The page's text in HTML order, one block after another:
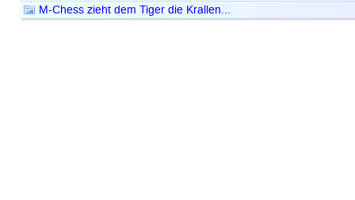
M-Chess zieht dem Tiger die Krallen...